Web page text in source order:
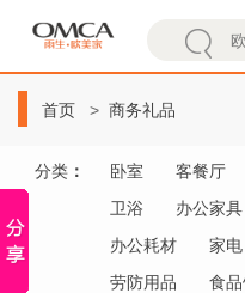
首页 商务礼品
分类 ： 卧室 客餐厅
卫浴
办公家具
办公耗材
家电
劳防用品
食